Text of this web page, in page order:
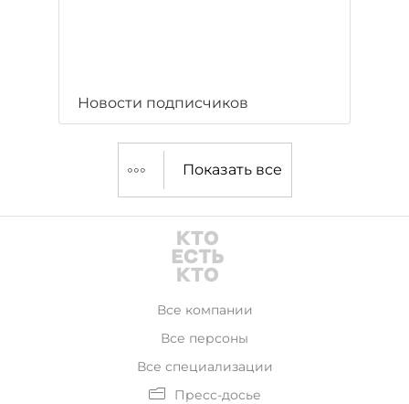
Новости подписчиков
Показать все
Все компании
Все персоны
Все специализации
Пресс-досье